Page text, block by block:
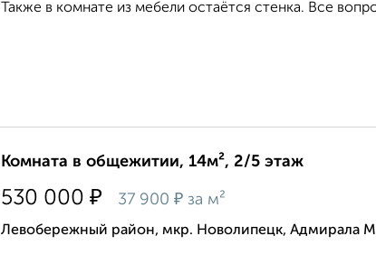
Также в комнате из мебели остаётся стенка. Все
Комната в общежитии, 14м², 2/5 этаж
530 000 ₽ 37 900 ₽ за м²
Левобережный район, мкр. Новолипецк, Адмирала